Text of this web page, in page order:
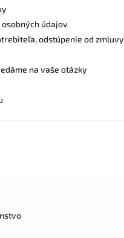
údajov
odstúpenie od zmluvy
na vaše otázky